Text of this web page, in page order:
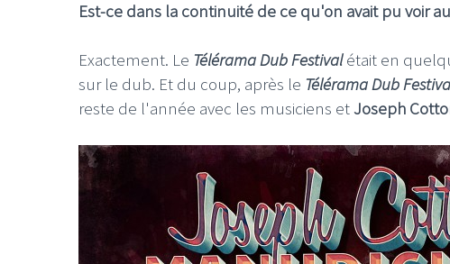
Est-ce dans la continuité de ce qu'on avait pu voir au
Exactement. Le Télérama Dub Festivalétait en
sur le dub. Et du coup, après le Télérama Dub
reste de l'année avec les musiciens etJoseph